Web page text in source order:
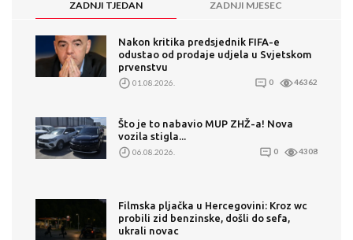
ZADNJI TJEDAN ZADNJI MJESEC
Nakon kritika predsjednik FIFA-e
odustao od prodaje udjela u Svjetskom
prvenstvu
01.08.2026. 0 46362
Što je to nabavio MUP ZHŽ-a! Nova
vozila stigla...
06.08.2026. 0 4308
Filmska pljačka u Hercegovini: Kroz wc
probili zid benzinske, došli do sefa,
ukrali novac